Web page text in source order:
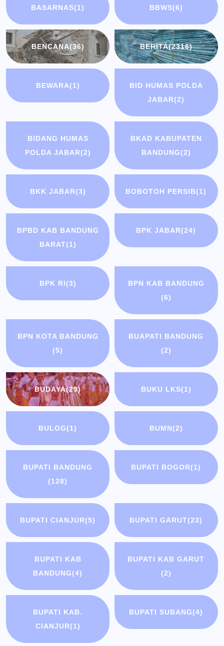
BASARNAS(1) BBWS(6)
BENCANA(36) BERITA(2316)
BEWARA(1)
BID HUMAS POLDA
JABAR(2)
BIDANG HUMAS
POLDA JABAR(2)
BKAD KABUPATEN
BANDUNG(2)
BKK JABAR(3) BOBOTOH PERSIB(1)
BPBD KAB BANDUNG
BARAT(1)
BPK JABAR(24)
BPK RI(3)
BPN KAB BANDUNG
(6)
BPN KOTA BANDUNG
(5)
BUAPATI BANDUNG
(2)
BUDAYA(29) BUKU LKS(1)
BULOG(1) BUMN(2)
BUPATI BANDUNG
(128)
BUPATI BOGOR(1)
BUPATI CIANJUR(5) BUPATI GARUT(23)
BUPATI KAB
BANDUNG(4)
BUPATI KAB GARUT
(2)
BUPATI KAB.
CIANJUR(1)
BUPATI SUBANG(4)